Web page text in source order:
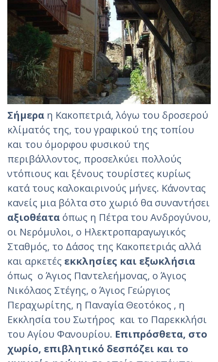
Σήμερα η Κακοπετριά, λόγω του δροσερού
κλίματός της, του γραφικού της τοπίου
και του όμορφου φυσικού της
περιβάλλοντος, προσελκύει πολλούς
ντόπιους και ξένους τουρίστες κυρίως
κατά τους καλοκαιρινούς μήνες. Κάνοντας
κανείς μια βόλτα στο χωριό θα συναντήσει
αξιοθέατα όπως η Πέτρα του Ανδρογύνου,
οι Νερόμυλοι, ο Ηλεκτροπαραγωγικός
Σταθμός, το Δάσος της Κακοπετριάς αλλά
και αρκετές εκκλησίες και εξωκλήσια
όπως ο Άγιος Παντελεήμονας, ο Άγιος
Νικόλαος Στέγης, ο Άγιος Γεώργιος
Περαχωρίτης, η Παναγία Θεοτόκος , η
Εκκλησία του Σωτήρος και το Παρεκκλήσι
του Αγίου Φανουρίου. Επιπρόσθετα, στο
χωρίο, επιβλητικό δεσπόζει και το